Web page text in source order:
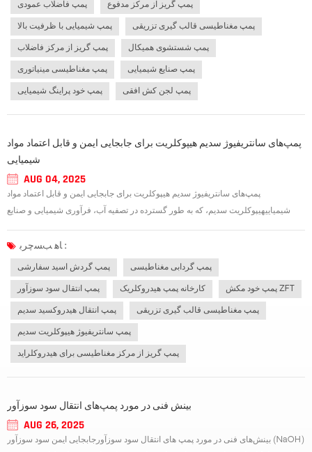
پمپ فاضلاب عمودی پمپ گریز از مرکز مدفوع
پمپ شیمیایی با ظرفیت بالا پمپ مغناطیسی قالب گیری تزریقی
پمپ گریز از مرکز فاضلاب پمپ شستشوی همیکال
پمپ مغناطیسی مینیاتوری پمپ صنایع شیمیایی
پمپ خود پراینگ شیمیایی پمپ لجن کش افقی
پمپ‌های سانتریفیوژ سدیم هیپوکلریت برای جابجایی ایمن و قابل اعتماد مواد
شیمیایی
AUG 04, 2025
پمپ‌های سانتریفیوژ سدیم هیپوکلریت برای جابجایی ایمن و قابل اعتماد مواد
شیمیاییهیپوکلریت سدیم، که به طور گسترده در تصفیه آب، فرآوری شیمیایی و صنایع
ﺎﻫ ﺐﺴﭼﺮﺑ :
پمپ گردش اسید سفارشی پمپ گردابی مغناطیسی
پمپ انتقال سود سوزآور کارخانه پمپ هیدروکلریک پمپ خود مکش ZFT
پمپ انتقال هیدروکسید سدیم پمپ مغناطیسی قالب گیری تزریقی
پمپ سانتریفیوژ هیپوکلریت سدیم
پمپ گریز از مرکز مغناطیسی برای هیدروکلراید
بینش فنی در مورد پمپ‌های انتقال سود سوزآور
AUG 26, 2025
بینش‌های فنی در مورد پمپ های انتقال سود سوزآورجابجایی ایمن سود سوزآور (NaOH)